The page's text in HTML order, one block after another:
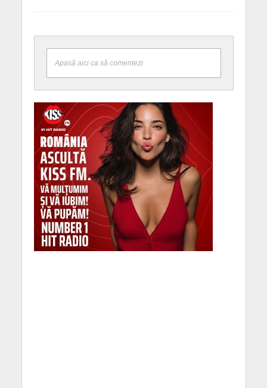
Apasă aici ca să comentezi